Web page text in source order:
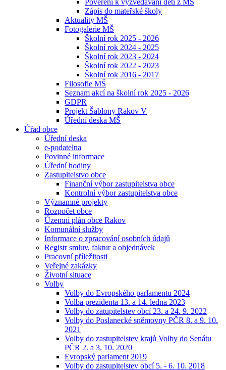
Pověření k vyzvedávání dětí z MŠ
Zápis do mateřské školy
Aktuality MŠ
Fotogalerie MŠ
Školní rok 2025 - 2026
Školní rok 2024 - 2025
Školní rok 2023 - 2024
Školní rok 2022 - 2023
Školní rok 2016 - 2017
Filosofie MŠ
Seznam akcí na školní rok 2025 - 2026
GDPR
Projekt Šablony Rakov V
Úřední deska MŠ
Úřad obce
Úřední deska
e-podatelna
Povinné informace
Úřední hodiny
Zastupitelstvo obce
Finanční výbor zastupitelstva obce
Kontrolní výbor zastupitelstva obce
Významné projekty
Rozpočet obce
Územní plán obce Rakov
Komunální služby
Informace o zpracování osobních údajů
Registr smluv, faktur a objednávek
Pracovní příležitosti
Veřejné zakázky
Životní situace
Volby
Volby do Evropského parlamentu 2024
Volba prezidenta 13. a 14. ledna 2023
Volby do zatupitelstev obcí 23. a 24. 9. 2022
Volby do Poslanecké sněmovny PČR 8. a 9. 10.
2021
Volby do zastupitelstev krajů Volby do Senátu
PČR 2. a 3. 10. 2020
Evropský parlament 2019
Volby do zastupitelstev obcí 5. - 6. 10. 2018